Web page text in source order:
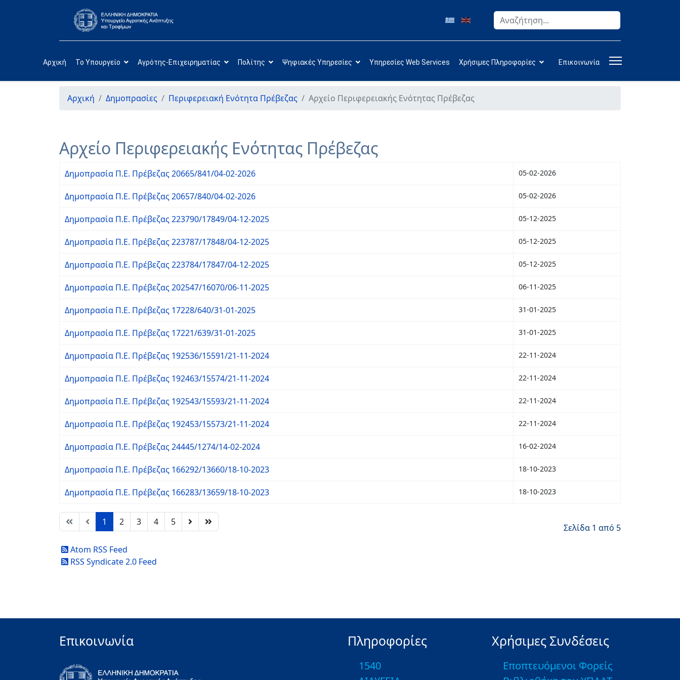
Αναζήτηση
Αρχική Το Υπουργείο Αγρότης-Επιχειρηματίας Πολίτης Ψηφιακές Υπηρεσίες Υπηρεσίες Web Services Χρήσιμες Πληροφορίες Επικοινωνία
Αρχική Δημοπρασίες Περιφερειακή Ενότητα Πρέβεζας Αρχείο Περιφερειακής Ενότητας Πρέβεζας
Αρχείο Περιφερειακής Ενότητας Πρέβεζας
Δημοπρασία Π.Ε. Πρέβεζας 20665/841/04-02-2026 05-02-2026
Δημοπρασία Π.Ε. Πρέβεζας 20657/840/04-02-2026 05-02-2026
Δημοπρασία Π.Ε. Πρέβεζας 223790/17849/04-12-2025 05-12-2025
Δημοπρασία Π.Ε. Πρέβεζας 223787/17848/04-12-2025 05-12-2025
Δημοπρασία Π.Ε. Πρέβεζας 223784/17847/04-12-2025 05-12-2025
Δημοπρασία Π.Ε. Πρέβεζας 202547/16070/06-11-2025 06-11-2025
Δημοπρασία Π.Ε. Πρέβεζας 17228/640/31-01-2025 31-01-2025
Δημοπρασία Π.Ε. Πρέβεζας 17221/639/31-01-2025 31-01-2025
Δημοπρασία Π.Ε. Πρέβεζας 192536/15591/21-11-2024 22-11-2024
Δημοπρασία Π.Ε. Πρέβεζας 192463/15574/21-11-2024 22-11-2024
Δημοπρασία Π.Ε. Πρέβεζας 192543/15593/21-11-2024 22-11-2024
Δημοπρασία Π.Ε. Πρέβεζας 192453/15573/21-11-2024 22-11-2024
Δημοπρασία Π.Ε. Πρέβεζας 24445/1274/14-02-2024 16-02-2024
Δημοπρασία Π.Ε. Πρέβεζας 166292/13660/18-10-2023 18-10-2023
Δημοπρασία Π.Ε. Πρέβεζας 166283/13659/18-10-2023 18-10-2023
1 2 3 4 5
Σελίδα 1 από 5
Atom RSS Feed
RSS Syndicate 2.0 Feed
Επικοινωνία Πληροφορίες
1540
Χρήσιμες Συνδέσεις
Εποπτευόμενοι Φορείς